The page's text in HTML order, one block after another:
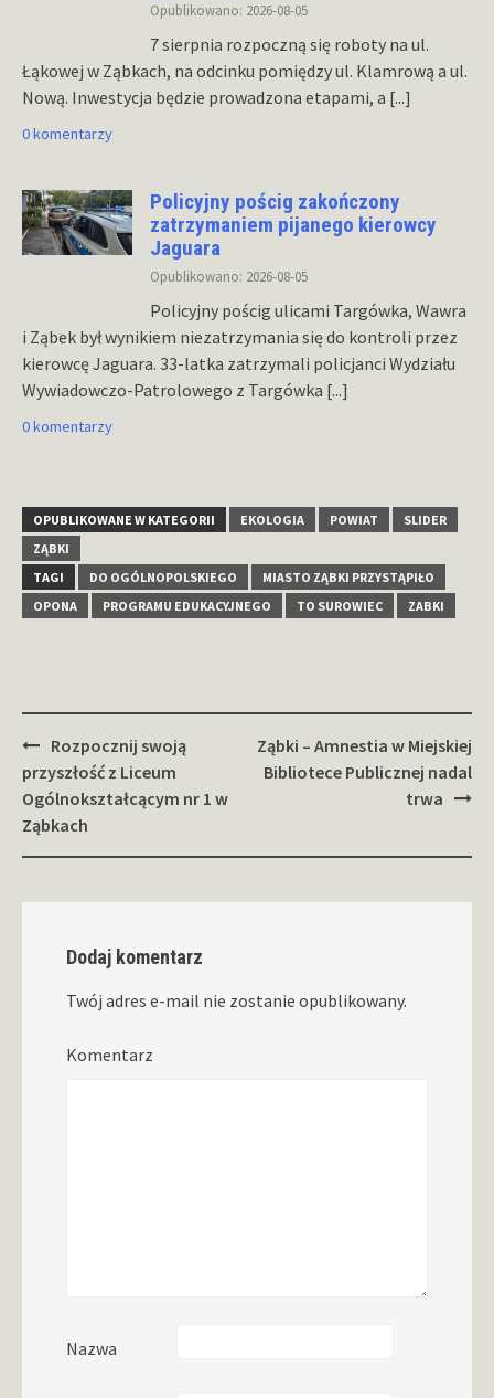
Opublikowano: 2026-08-05
7 sierpnia rozpoczną się roboty na ul.
Łąkowej w Ząbkach, na odcinku pomiędzy ul. Klamrową a ul.
Nową. Inwestycja będzie prowadzona etapami, a [...]
0 komentarzy
Policyjny pościg zakończony
zatrzymaniem pijanego kierowcy
Jaguara
Opublikowano: 2026-08-05
Policyjny pościg ulicami Targówka, Wawra
i Ząbek był wynikiem niezatrzymania się do kontroli przez
kierowcę Jaguara. 33-latka zatrzymali policjanci Wydziału
Wywiadowczo-Patrolowego z Targówka [...]
0 komentarzy
OPUBLIKOWANE W KATEGORII EKOLOGIA POWIAT
SLIDER
ZĄBKI
TAGI
DO OGÓLNOPOLSKIEGO
MIASTO ZĄBKI PRZYSTĄPIŁO
OPONA
PROGRAMU EDUKACYJNEGO TO SUROWIEC ZABKI
Zobacz
wpisy
Rozpocznij swoją
przyszłość z Liceum
Ogólnokształcącym nr 1 w
Ząbkach
Ząbki – Amnestia w Miejskiej
Bibliotece Publicznej nadal
trwa
Dodaj komentarz
Twój adres e-mail nie zostanie opublikowany.
Komentarz
Nazwa